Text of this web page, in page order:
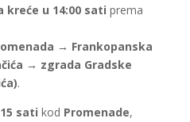
u 14:00 sati prema
→ Frankopanska
→ zgrada Gradske
.
sati kod Promenade,